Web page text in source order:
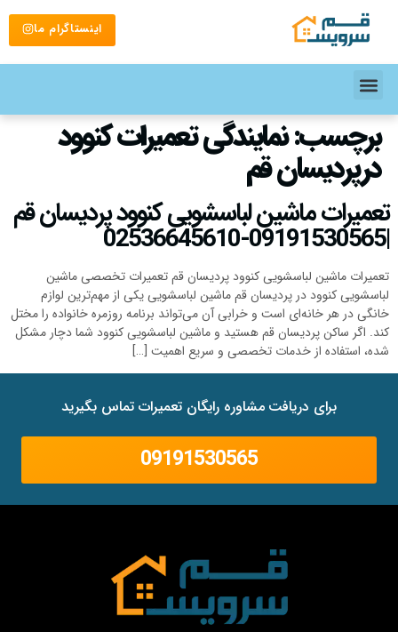
اینستاگرام ما
برچسب:نمایندگی تعمیرات کنوود
درپردیسان قم
تعمیرات ماشین لباسشویی کنوود پردیسان قم
|09191530565-02536645610
تعمیرات ماشین لباسشویی کنوود پردیسان قم تعمیرات تخصصی ماشین
لباسشویی کنوود در پردیسان قم ماشین لباسشویی یکی از مهم‌ترین لوازم
خانگی در هر خانه‌ای است و خرابی آن می‌تواند برنامه روزمره خانواده را مختل
کند. اگر ساکن پردیسان قم هستید و ماشین لباسشویی کنوود شما دچار مشکل
شده، استفاده از خدمات تخصصی و سریع اهمیت […]
برای دریافت مشاوره رایگان تعمیرات تماس بگیرید
09191530565